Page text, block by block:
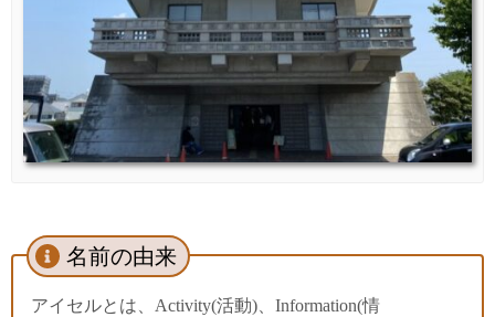
名前の由来
アイセルとは、Activity(活動)、Information(情